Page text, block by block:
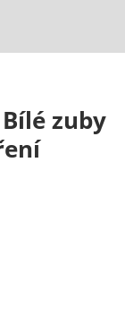
zuby